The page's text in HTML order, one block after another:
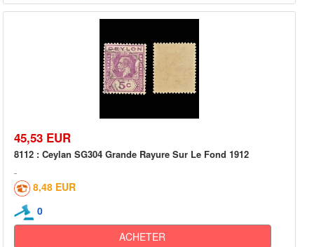
45,53 EUR
8112 : Ceylan SG304 Grande Rayure Sur Le Fond 1912
8,48 EUR
0
ACHETER